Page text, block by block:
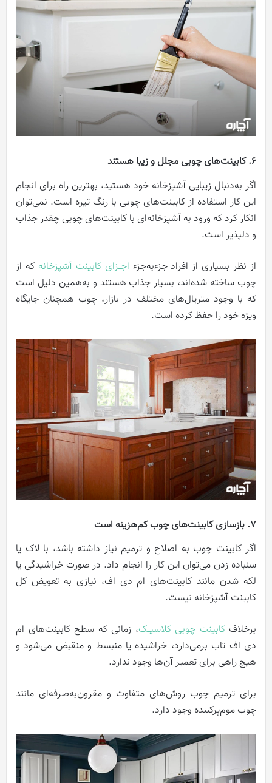
6. کابینت‌های چوبی مجلل و زیبا هستند
اگر به‌دنبال زیبایی آشپزخانه خود هستید، بهترین راه برای انجام
این کار استفاده از کابینت‌های چوبی با رنگ تیره است. نمی‌توان
انکار کرد که ورود به آشپزخانه‌ای با کابینت‌های چوبی چقدر جذاب
و دلپذیر است.
از نظر بسیاری از افراد جزءبه‌جزء اجــزای کابینت آشپزخانه که از
چوب ساخته شده‌اند، بسیار جذاب هستند و به‌همین دلیل است
که با وجود متریال‌های مختلف در بازار، چوب همچنان جایگاه
ویژه خود را حفظ کرده است.
7. بازسازی کابینت‌های چوب کم‌هزینه است
اگر کابینت چوب به اصلاح و ترمیم نیاز داشته باشد، با لاک یا
سنباده زدن می‌توان این کار را انجام داد. در صورت خراشیدگی یا
لکه شدن مانند کابینت‌های ام دی اف، نیازی به تعویض کل
کابینت آشپزخانه نیست.
برخلافکابینت چوبی کلاسیــک، زمانی که سطح کابینت‌های ام
دی اف تاب برمی‌دارد، خراشیده یا منبسط و منقبض می‌شود و
هیچ راهی برای تعمیر آن‌ها وجود ندارد.
برای ترمیم چوب روش‌های متفاوت و مقرون‌به‌صرفه‌ای مانند
چوب موم‌پرکننده وجود دارد.